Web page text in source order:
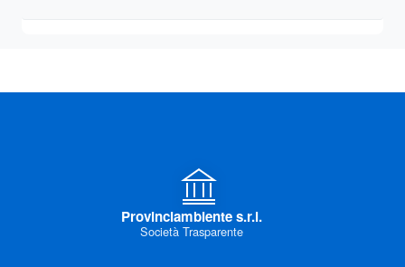
Provinciambiente s.r.l.
Società Trasparente